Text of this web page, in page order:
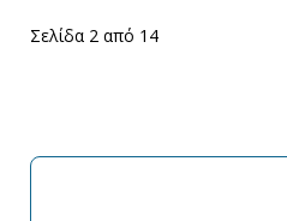
Σελίδα 2 από 14